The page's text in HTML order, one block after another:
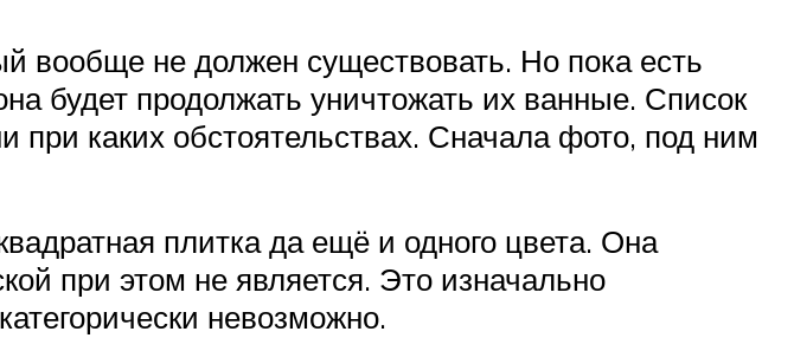
вообще не должен существовать. Но пока есть
будет продолжать уничтожать их ванные. Список
при каких обстоятельствах. Сначала фото, под ним
плитка да ещё и одного цвета. Она
при этом не является. Это изначально
невозможно.